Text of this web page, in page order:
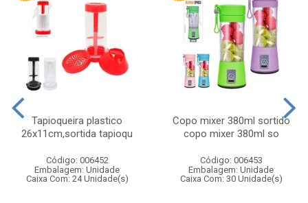
Tapioqueira plastico
26x11cm,sortida tapioqu
Código: 006452
Embalagem: Unidade
Caixa Com: 24 Unidade(s)
Copo mixer 380ml sortido
copo mixer 380ml so
Código: 006453
Embalagem: Unidade
Caixa Com: 30 Unidade(s)